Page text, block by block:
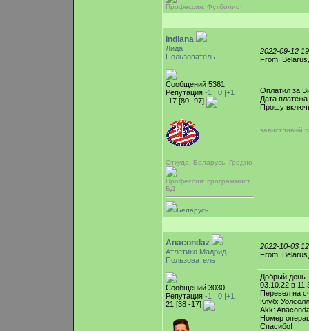
Профессия: Футболист
Indiana
Лида
Пользователь
Сообщений 5361
Репутация -1 | 0 |+1
-17 [80 -97]
Откуда: Беларусь, Гродно
Профессия: программист
БД
Беларусь
2022-09-12
From:
Оплатил за
Дата
Прошу
-----------
завистливый
Anacondaz
Атлетико Мадрид
Пользователь
Сообщений 3030
Репутация -1 | 0 |+1
21 [38 -17]
2022-10-03
From:
Добрый день.
03.10.22 в
Перевел на
Клуб:
Akk:
Номер
Спасибо!